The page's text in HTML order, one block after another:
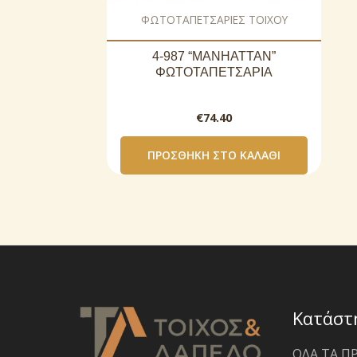
ΦΩΤΟΤΑΠΕΤΣΑΡΙΕΣ ΤΟΙΧΟΥ
4-987 “MANHATTAN”
ΦΩΤΟΤΑΠΕΤΣΑΡΙΑ
€74.40
ΠΡΟΣΘΉΚΗ ΣΤΟ ΚΑΛΆΘΙ
ΟΛΑ ΤΑ